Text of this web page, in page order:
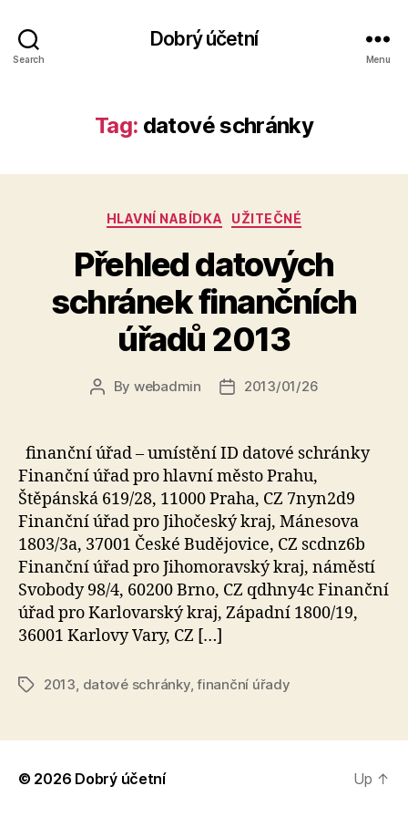
Search
Dobrý účetní
Menu
Tag: datové schránky
Categories
HLAVNÍ NABÍDKA UŽITEČNÉ
Přehled datových
schránek finančních
úřadů 2013
Post
By webadmin
Post2013/01/26
finanční úřad – umístění ID datové schránky
Finanční úřad pro hlavní město Prahu,
Štěpánská 619/28, 11000 Praha, CZ 7nyn2d9
Finanční úřad pro Jihočeský kraj, Mánesova
1803/3a, 37001 České Budějovice, CZ scdnz6b
Finanční úřad pro Jihomoravský kraj, náměstí
Svobody 98/4, 60200 Brno, CZ qdhny4c Finanční
úřad pro Karlovarský kraj, Západní 1800/19,
36001 Karlovy Vary, CZ […]
Tags2013 datové schránky,finanční úřady
© 2026 Dobrý účetní Up ↑